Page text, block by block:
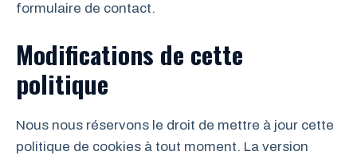
formulaire de contact.
Modifications de cette
politique
Nous nous réservons le droit de mettre à jour cette
politique de cookies à tout moment. La version